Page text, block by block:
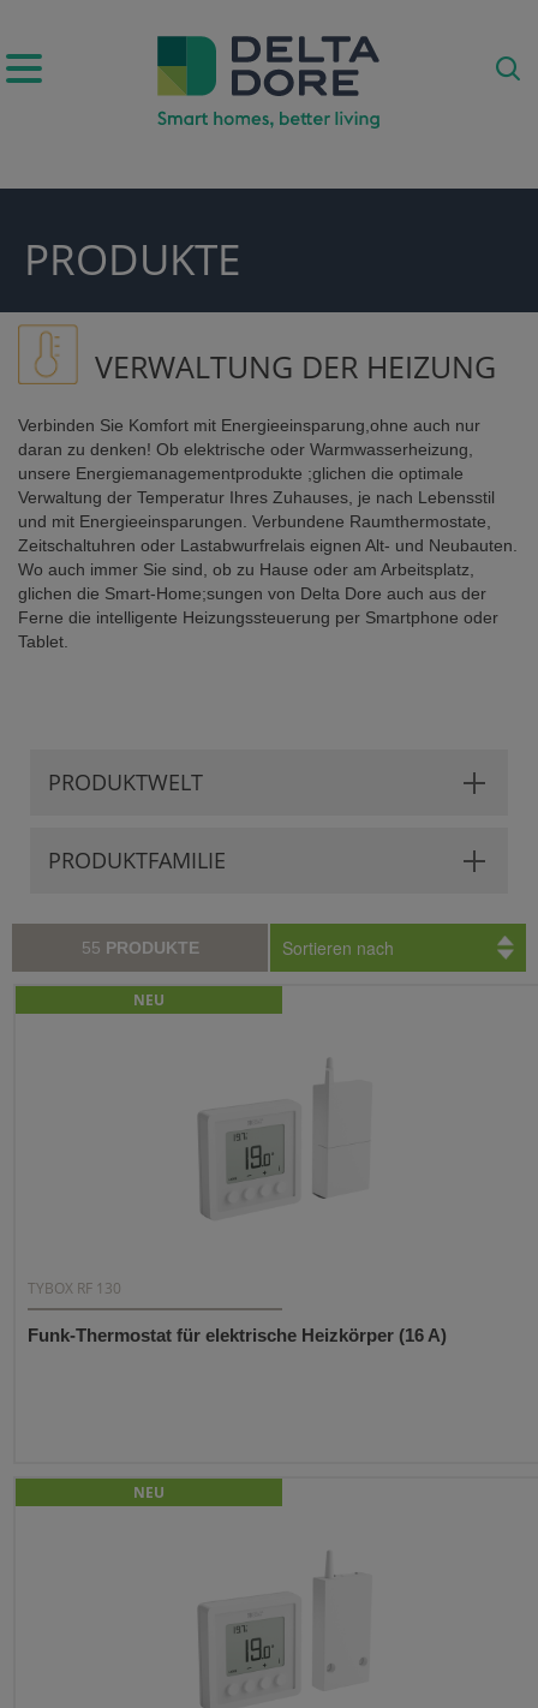
PRODUKTE
VERWALTUNG DER HEIZUNG
Verbinden Sie Komfort mit Energieeinsparung,ohne auch nur
daran zu denken! Ob elektrische oder Warmwasserheizung,
unsere Energiemanagementprodukte ;glichen die optimale
Verwaltung der Temperatur Ihres Zuhauses, je nach Lebensstil
und mit Energieeinsparungen. Verbundene Raumthermostate,
Zeitschaltuhren oder Lastabwurfrelais eignen Alt- und Neubauten.
Wo auch immer Sie sind, ob zu Hause oder am Arbeitsplatz,
glichen die Smart-Home;sungen von Delta Dore auch aus der
Ferne die intelligente Heizungssteuerung per Smartphone oder
Tablet.
PRODUKTWELT
PRODUKTFAMILIE
55 PRODUKTE Sortieren nach
NEU
TYBOX RF 130
Funk-Thermostat für elektrische Heizkörper (16 A)
NEU